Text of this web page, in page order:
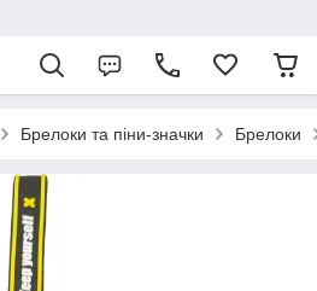
Брелоки та піни-значки Брелоки